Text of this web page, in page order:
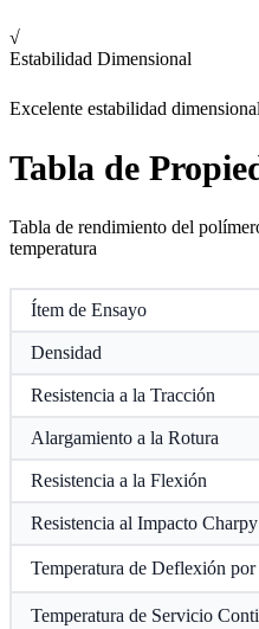
√
Estabilidad Dimensional
Excelente estabilidad
Tabla de
Tabla de rendimiento del
temperatura
Ítem de Ensayo
Densidad
Resistencia a la Tracción
Alargamiento a la Rotura
Resistencia a la Flexión
Resistencia al Impacto Charpy
Temperatura de Deflexión
Temperatura de Servicio